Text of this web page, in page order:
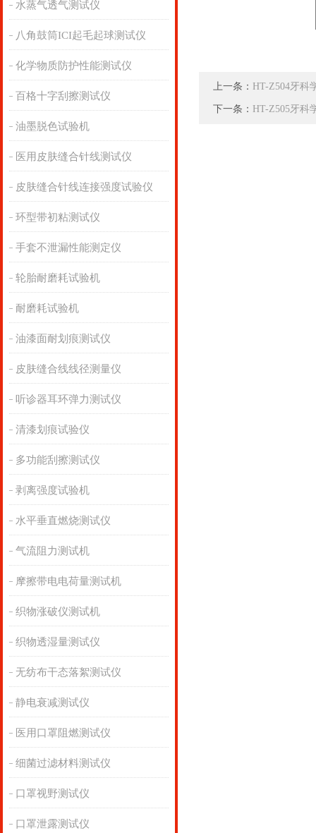
水蒸气透气测试仪
八角鼓筒ICI起毛起球测试仪
化学物质防护性能测试仪
百格十字刮擦测试仪
油墨脱色试验机
医用皮肤缝合针线测试仪
皮肤缝合针线连接强度试验仪
环型带初粘测试仪
手套不泄漏性能测定仪
轮胎耐磨耗试验机
耐磨耗试验机
油漆面耐划痕测试仪
皮肤缝合线线径测量仪
听诊器耳环弹力测试仪
清漆划痕试验仪
多功能刮擦测试仪
剥离强度试验机
水平垂直燃烧测试仪
气流阻力测试机
摩擦带电电荷量测试机
织物涨破仪测试机
织物透湿量测试仪
无纺布干态落絮测试仪
静电衰减测试仪
医用口罩阻燃测试仪
细菌过滤材料测试仪
口罩视野测试仪
口罩泄露测试仪
上一条： HT-Z504牙科
下一条： HT-Z505牙科